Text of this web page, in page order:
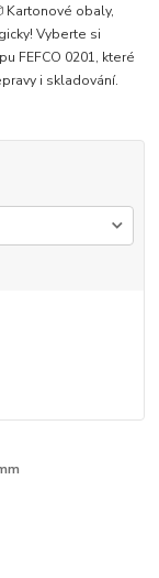
Kartonové obaly,
Vyberte si
FEFCO 0201, které
i skladování.